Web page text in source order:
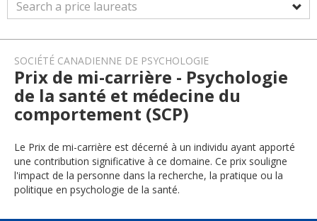
SOCIÉTÉ CANADIENNE DE PSYCHOLOGIE
Prix de mi-carrière - Psychologie
de la santé et médecine du
comportement (SCP)
Le Prix de mi-carrière est décerné à un individu ayant apporté
une contribution significative à ce domaine. Ce prix souligne
l'impact de la personne dans la recherche, la pratique ou la
politique en psychologie de la santé.